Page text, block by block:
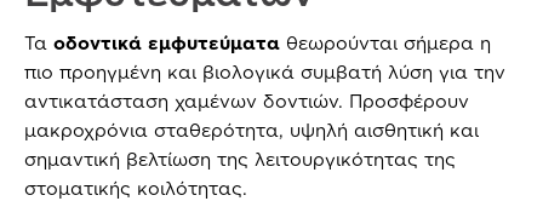
Τα οδοντικά εμφυτεύματα θεωρούνται σήμερα η
πιο προηγμένη και βιολογικά συμβατή λύση για την
αντικατάσταση χαμένων δοντιών. Προσφέρουν
μακροχρόνια σταθερότητα, υψηλή αισθητική και
σημαντική βελτίωση της λειτουργικότητας της
στοματικής κοιλότητας.